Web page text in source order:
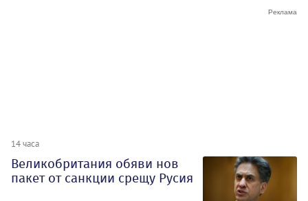
14 часа
Великобритания обяви нов
пакет от санкции срещу Русия